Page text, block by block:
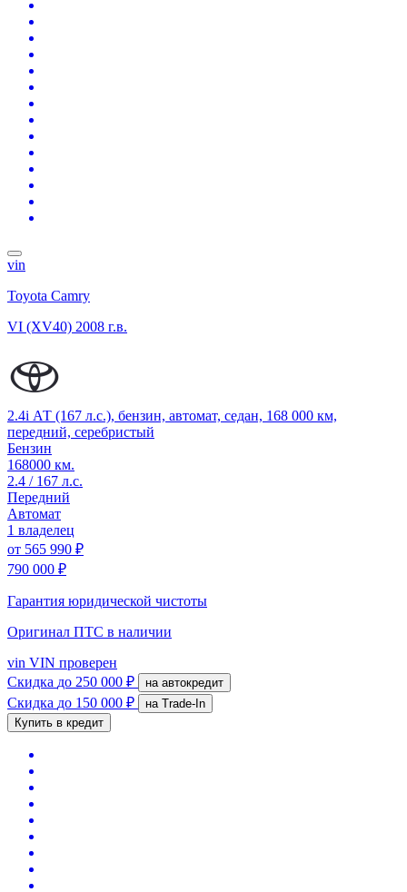
vin
Toyota Camry
VI (XV40) 2008 г.в.
2.4i АТ (167 л.с.), бензин, автомат, седан, 168 000 км,
передний, серебристый
Бензин
168000 км.
2.4 / 167 л.с.
Передний
Автомат
1 владелец
от 565 990 ₽
790 000 ₽
Гарантия юридической чистоты
Оригинал ПТС в наличии
vin VIN проверен
Скидка до 250 000 ₽ на автокредит
Скидка до 150 000 ₽
на Trade-In
Купить в кредит